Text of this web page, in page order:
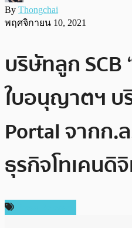
By Thongchai
พฤศจิกายน 10, 2021
บริษัทลูก SCB
ใบอนุญาตฯ บ
Portal จากก.
ธุรกิจโทเคนดิ